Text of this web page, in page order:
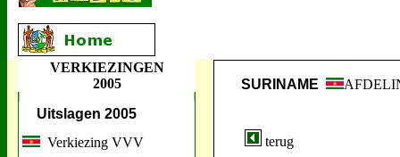
VERKIEZINGEN
2005
Uitslagen 2005
Verkiezing VVV
SURINAME
terug